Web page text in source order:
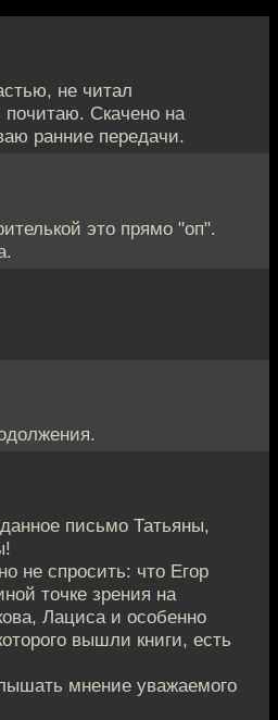
не читал
почитаю. Скачено на
ранние передачи.
это прямо "оп".
письмо Татьяны,
не спросить: что Егор
точке зрения на
Лациса и особенно
вышли книги, есть
мнение уважаемого